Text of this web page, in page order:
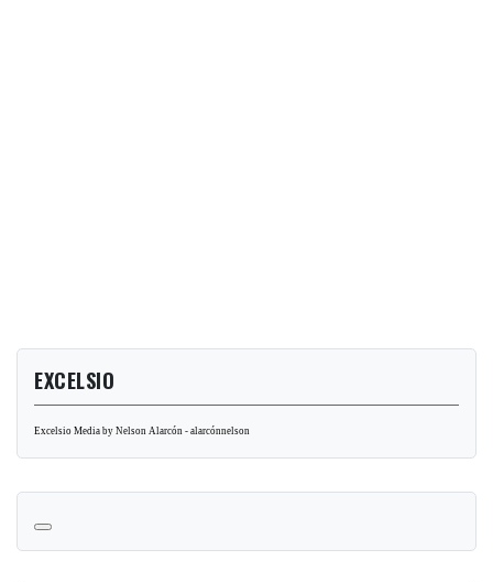
EXCELSIO
Excelsio Media by Nelson Alarcón - alarcónnelson